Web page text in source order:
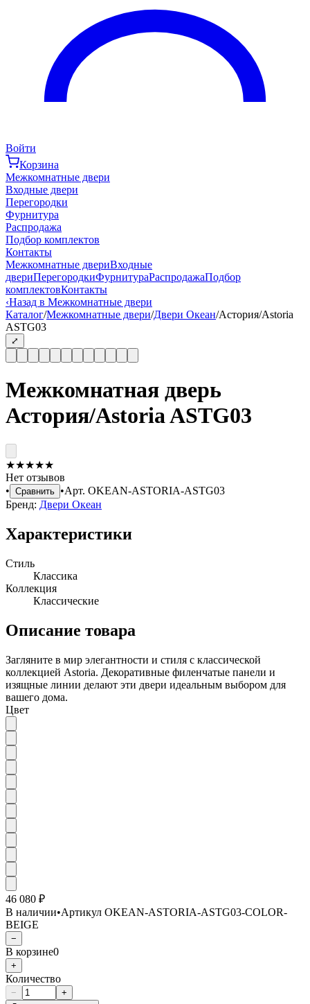
Войти
Корзина
Межкомнатные двери
Входные двери
Перегородки
Фурнитура
Распродажа
Подбор комплектов
Контакты
Межкомнатные двериВходные
двериПерегородкиФурнитураРаспродажаПодбор
комплектовКонтакты
‹Назад в Межкомнатные двери
Каталог/Межкомнатные двери/Двери Океан/Астория/Astoria
ASTG03
⤢
Межкомнатная дверь
Астория/Astoria ASTG03
★★★★★
Нет отзывов
• Сравнить •Арт. OKEAN-ASTORIA-ASTG03
Бренд: Двери Океан
Характеристики
Стиль
Классика
Коллекция
Классические
Описание товара
Загляните в мир элегантности и стиля с классической
коллекцией Astoria. Декоративные филенчатые панели и
изящные линии делают эти двери идеальным выбором для
вашего дома.
Цвет
46 080 ₽
В наличии•Артикул OKEAN-ASTORIA-ASTG03-COLOR-
BEIGE
−
В корзине0
+
Количество
−
+